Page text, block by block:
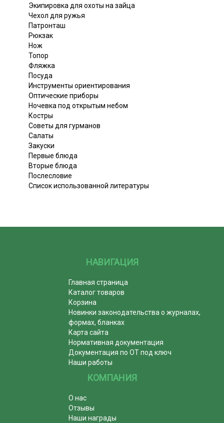
Экипировка для охоты на зайца
Чехол для ружья
Патронташ
Рюкзак
Нож
Топор
Фляжка
Посуда
Инструменты ориентирования
Оптические приборы
Ночевка под открытым небом
Костры
Советы для гурманов
Салаты
Закуски
Первые блюда
Вторые блюда
Послесловие
Список использованной литературы
НАВИГАЦИЯ
Главная страница
Каталог товаров
Корзина
Новинки законодательства о журналах,
формах, бланках
Карта сайта
Нормативная документация
Документация по ОТ под ключ
Наши работы
КОМПАНИЯ
О нас
Отзывы
Наши награды